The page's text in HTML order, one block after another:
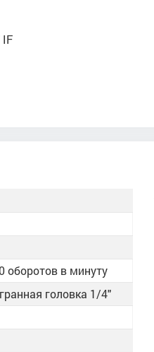
IF
оборотов в минуту
головка 1/4"